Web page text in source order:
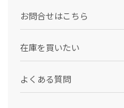
お問合せはこちら
在庫を買いたい
よくある質問